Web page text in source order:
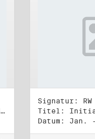
Titel: Initiative Frieden und Menschenrechte (3)
Signatur: RW
Datum: Jan.